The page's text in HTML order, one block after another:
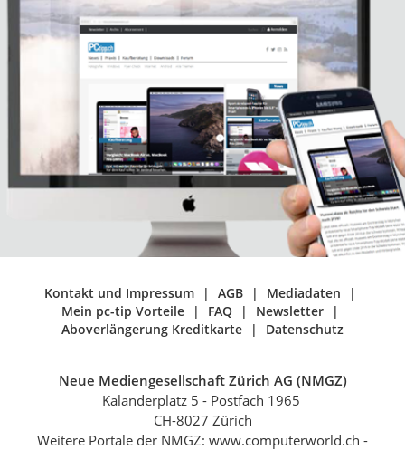
Kontakt und Impressum AGB
Mediadaten
Mein pc-tip Vorteile
FAQ
Newsletter
Aboverlängerung Kreditkarte
Datenschutz
Neue Mediengesellschaft Zürich AG (NMGZ)
Kalanderplatz 5 - Postfach 1965
CH-8027 Zürich
Weitere Portale der NMGZ: www.computerworld.ch -